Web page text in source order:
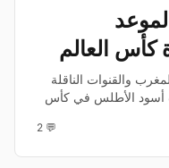
كأس العالم
والقنوات الناقلة
أسود الأطلس في كأس
💬 2